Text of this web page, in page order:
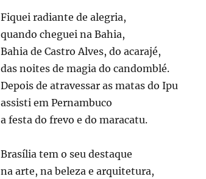
Fiquei radiante de alegria,
quando cheguei na Bahia,
Bahia de Castro Alves, do acarajé,
das noites de magia do candomblé.
Depois de atravessar as matas do Ipu
assisti em Pernambuco
a festa do frevo e do maracatu.
Brasília tem o seu destaque
na arte, na beleza e arquitetura,